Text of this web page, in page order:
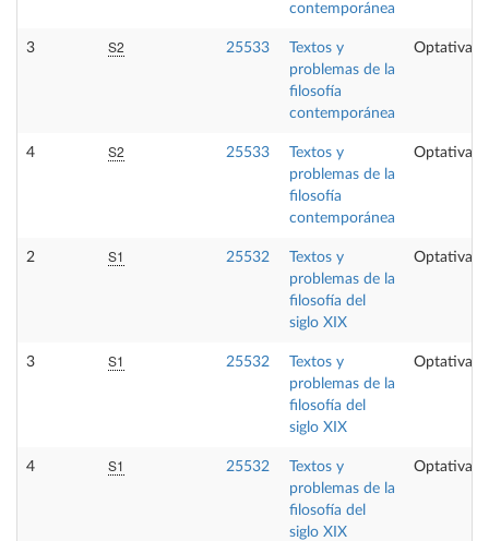
contemporánea
3 S2 25533
Textos y
problemas de la
filosofía
contemporánea
Optativa
4 S2 25533
Textos y
problemas de la
filosofía
contemporánea
Optativa
2 S1 25532
Textos y
problemas de la
filosofía del
siglo XIX
Optativa
3 S1 25532
Textos y
problemas de la
filosofía del
siglo XIX
Optativa
4 S1 25532
Textos y
problemas de la
filosofía del
siglo XIX
Optativa